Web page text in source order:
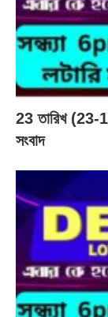
23 তারিখ (23-
সংবাদ